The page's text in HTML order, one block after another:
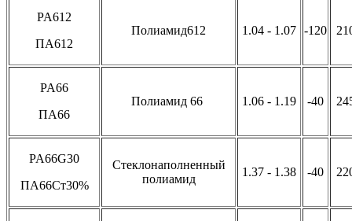
PA612
ПА612
Полиамид612 1.04 - 1.07 -120
PA66
ПА66
Полиамид 66 1.06 - 1.19 -40
PA66G30
ПА66Ст30%
Стеклонаполненный
полиамид
1.37 - 1.38 -40